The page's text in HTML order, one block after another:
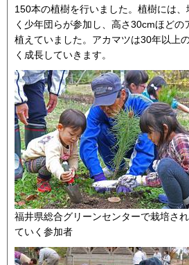
150本の植樹を行いました。植樹には
く少年団らが参加し、高さ30cmほどの
植えていました。アカマツは30年以上
く成長していきます。
福井県総合グリーンセンターで栽培さ
ていく参加者